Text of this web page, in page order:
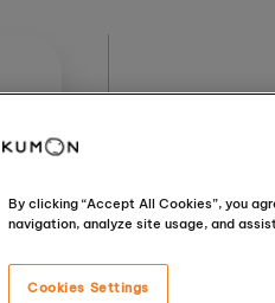
By clicking “Accept All Cookies”, you
navigation, analyze site usage, and
Cookies Settings